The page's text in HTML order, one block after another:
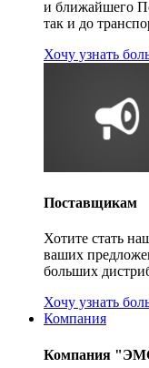
и ближайшего
так и до
Хочу узнать
Поставщикам
Хотите стать
ваших
больших
Хочу узнать
Компания
Компания